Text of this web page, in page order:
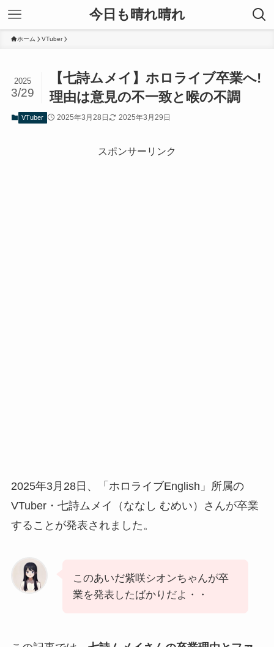
今日も晴れ晴れ
ホーム VTuber
【七詩ムメイ】ホロライブ卒業へ!
理由は意見の不一致と喉の不調
2025
3/29
VTuber 2025年3月28日 2025年3月29日
スポンサーリンク
2025年3月28日、「ホロライブEnglish」所属の
VTuber・七詩ムメイ（ななし むめい）さんが卒業
することが発表されました。
このあいだ紫咲シオンちゃんが卒
業を発表したばかりだよ・・